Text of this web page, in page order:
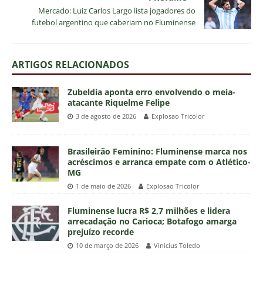
Mercado: Luiz Carlos Largo lista jogadores do
futebol argentino que caberiam no Fluminense
ARTIGOS RELACIONADOS
Zubeldía aponta erro envolvendo o meia-
atacante Riquelme Felipe
3 de agosto de 2026 Explosao Tricolor
Brasileirão Feminino: Fluminense marca nos
acréscimos e arranca empate com o Atlético-
MG
1 de maio de 2026 Explosao Tricolor
Fluminense lucra R$ 2,7 milhões e lidera
arrecadação no Carioca; Botafogo amarga
prejuízo recorde
10 de março de 2026 Vinicius Toledo